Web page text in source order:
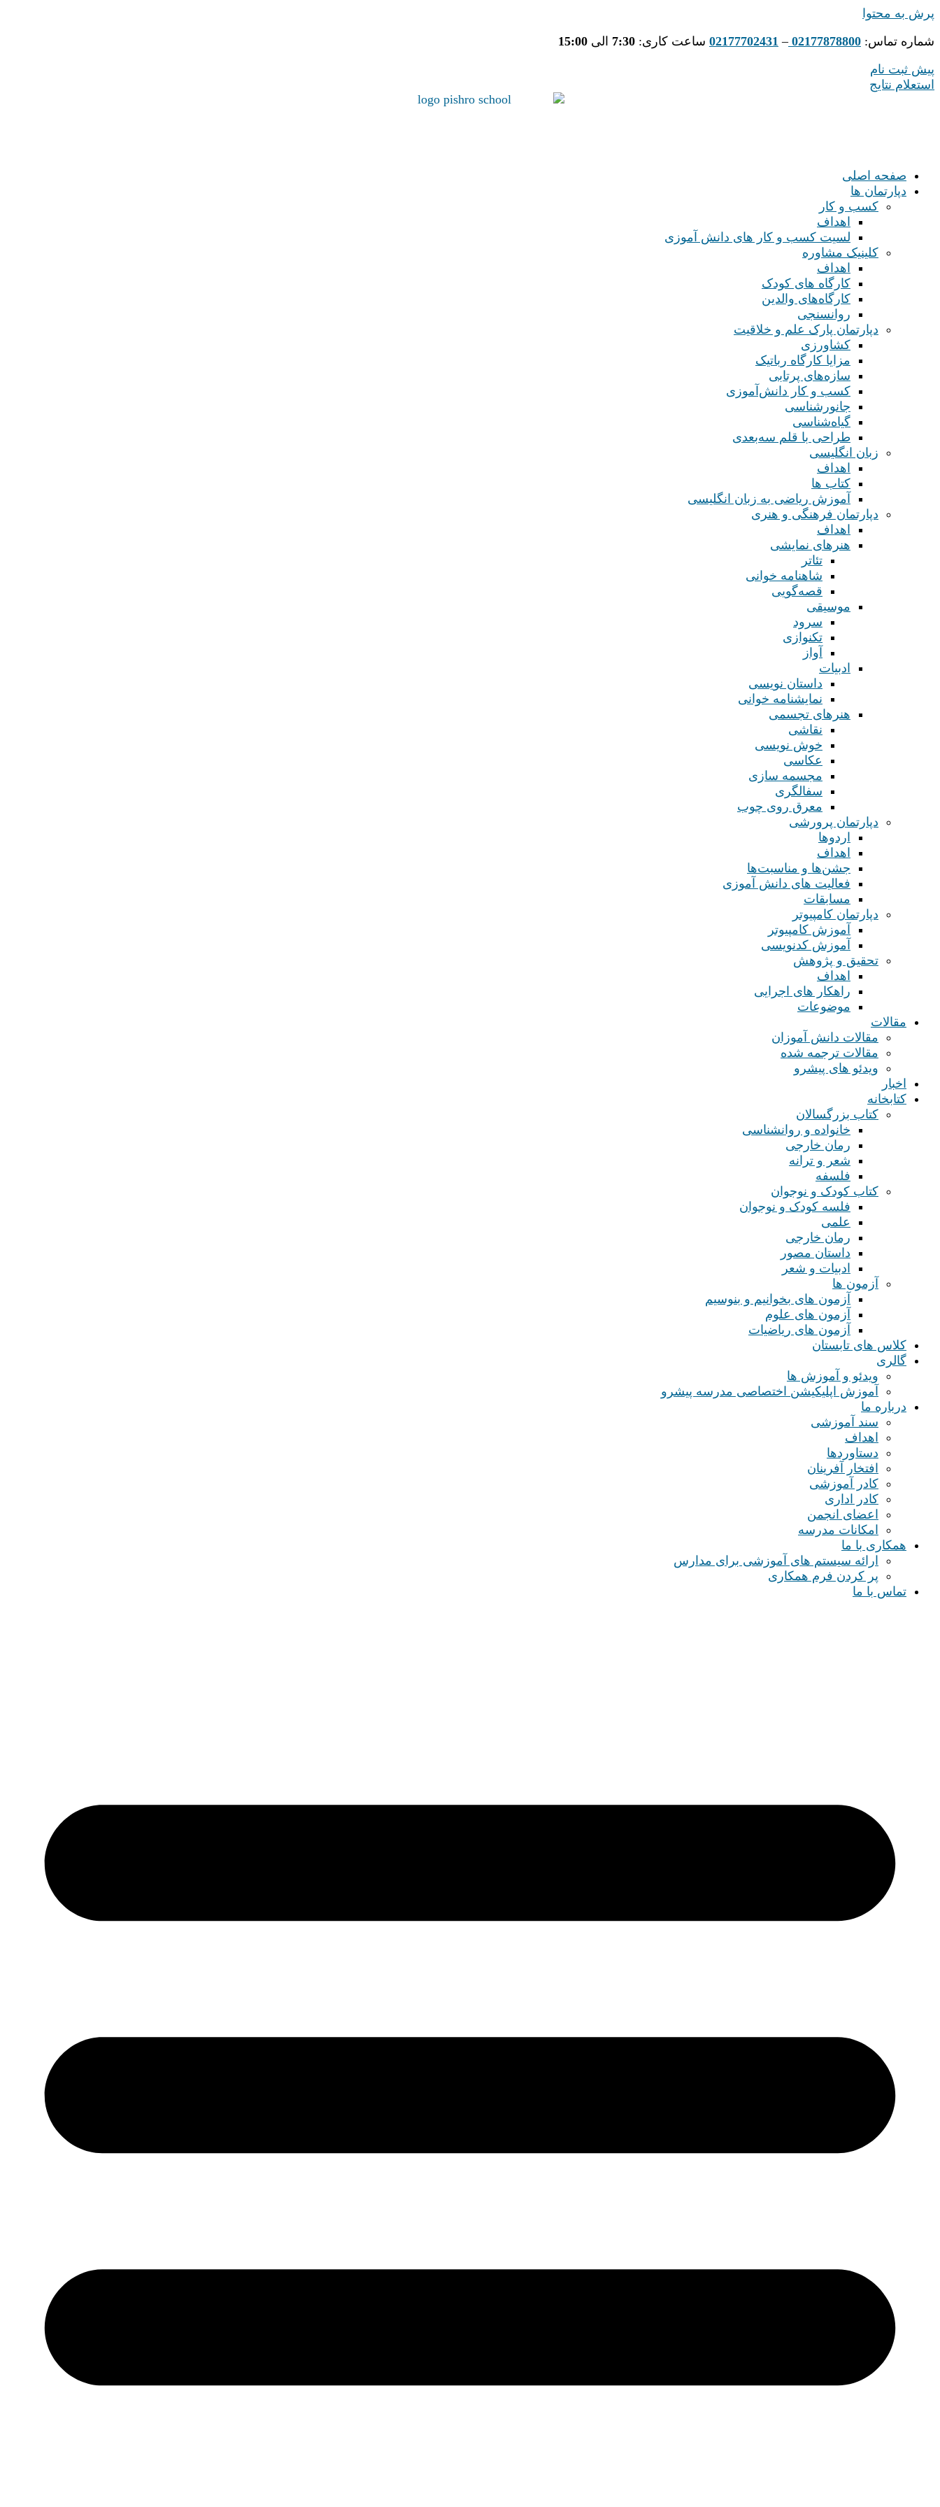
پرش به محتوا
شماره تماس: 02177878800
–
02177702431 ساعت کاری: 7:30 الی 15:00
پیش ثبت نام
استعلام نتایج
صفحه اصلی
دپارتمان ها
کسب و کار
اهداف
لسیت کسب و کار های دانش آموزی
کلینیک مشاوره
اهداف
کارگاه های کودک
کارگاه‌های والدین
روانسنجی
دپارتمان پارک علم و خلاقیت
کشاورزی
مزایا کارگاه رباتیک
سازه‌های پرتابی
کسب و کار دانش‌آموزی
جانورشناسی
گیاه‌شناسی
طراحی با قلم سه‌بعدی
زبان انگلیسی
اهداف
کتاب ها
آموزش ریاضی به زبان انگلیسی
دپارتمان فرهنگی و هنری
اهداف
هنرهای نمایشی
تئاتر
شاهنامه خوانی
قصه‌گویی
موسیقی
سرود
تکنوازی
آواز
ادبیات
داستان نویسی
نمایشنامه خوانی
هنرهای تجسمی
نقاشی
خوش نویسی
عکاسی
مجسمه سازی
سفالگری
معرق روی چوب
دپارتمان پرورشی
اردوها
اهداف
جشن‌ها و مناسبت‌ها
فعالیت های دانش آموزی
مسابقات
دپارتمان کامپیوتر
آموزش کامپیوتر
آموزش کدنویسی
تحقیق و پژوهش
اهداف
راهکار های اجرایی
موضوعات
مقالات
مقالات دانش آموزان
مقالات ترجمه شده
ویدئو های پیشرو
اخبار
کتابخانه
کتاب بزرگسالان
خانواده و روانشناسی
رمان خارجی
شعر و ترانه
فلسفه
کتاب کودک و نوجوان
فلسه کودک و نوجوان
علمی
رمان خارجی
داستان مصور
ادبیات و شعر
آزمون ها
آزمون های بخوانیم و بنوسیم
آزمون های علوم
آزمون های ریاضیات
کلاس های تابستان
گالری
ویدئو و آموزش ها
آموزش اپلیکیشن اختصاصی مدرسه پیشرو
درباره ما
سند آموزشی
اهداف
دستاوردها
افتخار آفرینان
کادر آموزشی
کادر اداری
اعضای انجمن
امکانات مدرسه
همکاری با ما
ارائه سیستم های آموزشی برای مدارس
پر کردن فرم همکاری
تماس با ما